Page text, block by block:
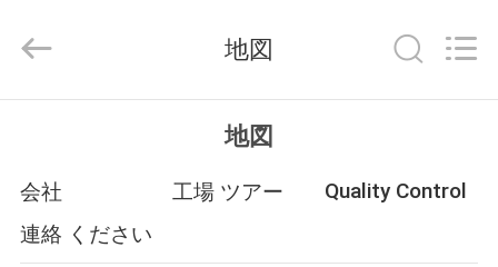
プ
ロ
Reserved.
地図
地図
会社 工場 ツアー
Quality Control
連絡 ください